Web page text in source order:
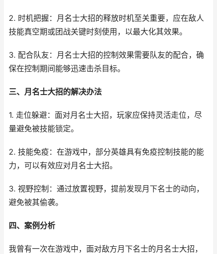
2. 时机把握：月名士大招的释放时机至关重要，应在敌人
技能真空期或团战关键时刻使用，以最大化其效果。
3. 配合队友：月名士大招的控制效果需要队友的配合，确
保在控制期间能够迅速击杀目标。
三、月名士大招的解决办法
1. 走位躲避：面对月名士大招，玩家应保持灵活走位，尽
量避免被技能锁定。
2. 技能免疫：在游戏中，部分英雄具有免疫控制技能的能
力，可以有效应对月名士大招。
3. 视野控制：通过放置视野，提前发现月下名士的动向，
避免被其偷袭。
四、案例分析
我曾有一次在游戏中，面对敌方月下名士的月名士大招，